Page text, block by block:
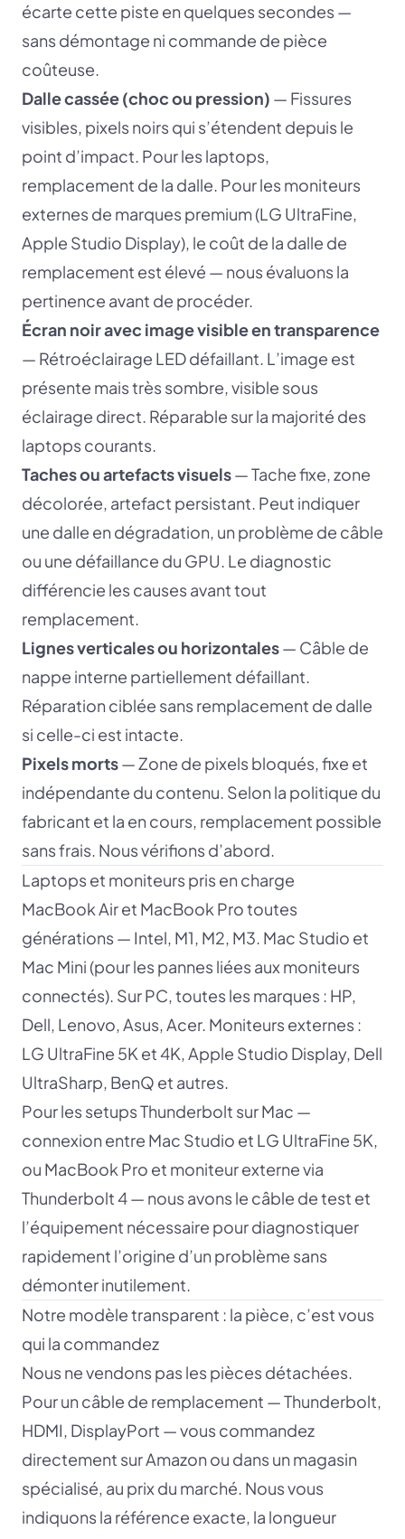
écarte cette piste en quelques secondes —
sans démontage ni commande de pièce
coûteuse.
Dalle cassée (choc ou pression) — Fissures
visibles, pixels noirs qui s’étendent depuis le
point d’impact. Pour les laptops,
remplacement de la dalle. Pour les moniteurs
externes de marques premium (LG UltraFine,
Apple Studio Display), le coût de la dalle de
remplacement est élevé — nous évaluons la
pertinence avant de procéder.
Écran noir avec image visible en transparence
— Rétroéclairage LED défaillant. L’image est
présente mais très sombre, visible sous
éclairage direct. Réparable sur la majorité des
laptops courants.
Taches ou artefacts visuels— Tache fixe, zone
décolorée, artefact persistant. Peut indiquer
une dalle en dégradation, un problème de câble
ou une défaillance du GPU. Le diagnostic
différencie les causes avant tout
remplacement.
Lignes verticales ou horizontales— Câble de
nappe interne partiellement défaillant.
Réparation ciblée sans remplacement de dalle
si celle-ci est intacte.
Pixels morts— Zone de pixels bloqués, fixe et
indépendante du contenu. Selon la politique du
fabricant et la en cours, remplacement possible
sans frais. Nous vérifions d’abord.
Laptops et moniteurs pris en charge
MacBook Air et MacBook Pro toutes
générations — Intel, M1, M2, M3. Mac Studio et
Mac Mini (pour les pannes liées aux moniteurs
connectés). Sur PC, toutes les marques : HP,
Dell, Lenovo, Asus, Acer. Moniteurs externes :
LG UltraFine 5K et 4K, Apple Studio Display, Dell
UltraSharp, BenQ et autres.
Pour les setups Thunderbolt sur Mac —
connexion entre Mac Studio et LG UltraFine 5K,
ou MacBook Pro et moniteur externe via
Thunderbolt 4 — nous avons le câble de test et
l’équipement nécessaire pour diagnostiquer
rapidement l’origine d’un problème sans
démonter inutilement.
Notre modèle transparent : la pièce, c’est vous
qui la commandez
Nous ne vendons pas les pièces détachées.
Pour un câble de remplacement — Thunderbolt,
HDMI, DisplayPort — vous commandez
directement sur Amazon ou dans un magasin
spécialisé, au prix du marché. Nous vous
indiquons la référence exacte, la longueur